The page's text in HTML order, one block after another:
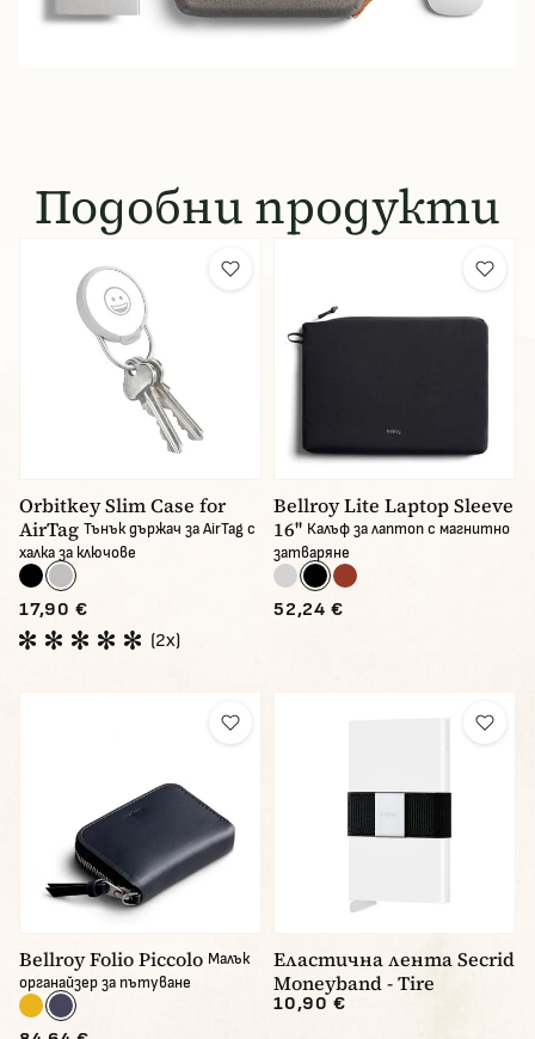
Подобни продукти
Orbitkey Slim Case for
AirTag Тънък държач за AirTag с
халка за ключове
17,90 €
(2x)
Bellroy Lite Laptop Sleeve
16'' Калъф за лаптоп с магнитно
затваряне
52,24 €
Bellroy Folio Piccolo Малък
органайзер за пътуване
Еластична лента Secrid
Moneyband - Tire
10,90 €